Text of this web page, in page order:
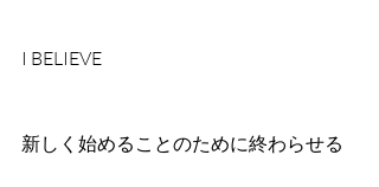
I BELIEVE
新しく始めることのために終わらせる